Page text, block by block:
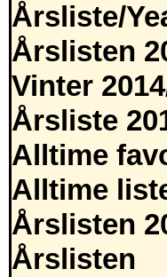
Årsliste/
Årslisten
Vinter
Årsliste
Alltime
Alltime
Årslisten
Årslisten